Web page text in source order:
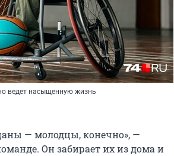
ведет насыщенную жизнь
— молодцы, конечно», —
Он забирает их из дома и